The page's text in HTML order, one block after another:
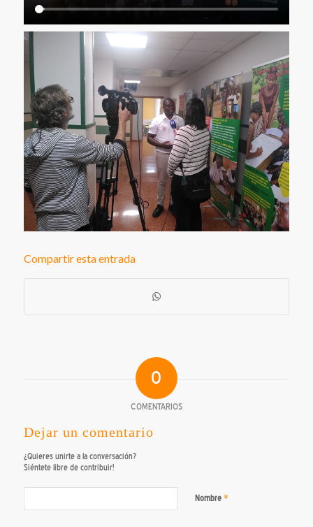
Compartir esta entrada
0
COMENTARIOS
Dejar un comentario
¿Quieres unirte a la conversación?
Siéntete libre de contribuir!
Nombre *